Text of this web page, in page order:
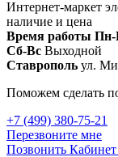
Интернет-маркет
наличие и цена
Время работы Пн-
Сб-Вс Выходной
Ставрополь ул.
Поможем сделать
+7 (499) 380-75-21
Перезвоните мне
Позвонить Кабинет